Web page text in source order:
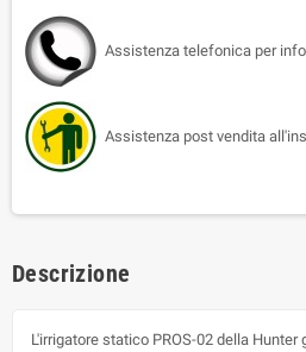
Assistenza telefonica per
Assistenza post vendita
Descrizione
L'irrigatore statico PROS-02 della